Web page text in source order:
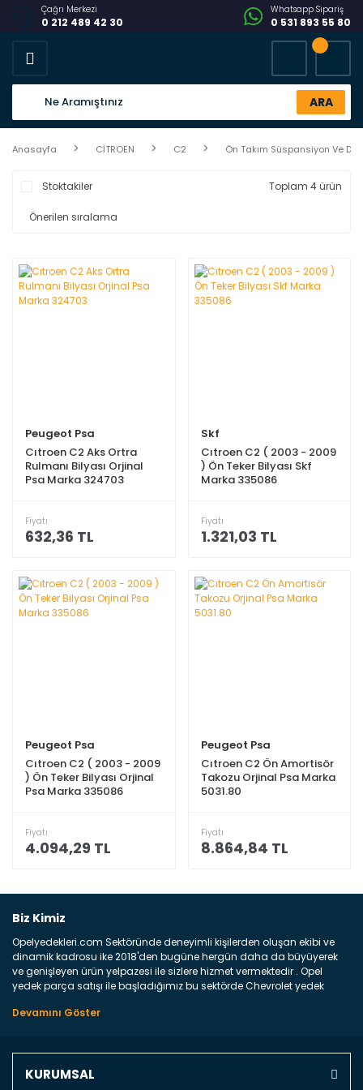
Çağrı Merkezi
0 212 489 42 30
Whatsapp Sipariş
0 531 893 55 80
ARA
Anasayfa CİTROEN C2 Ön Takım Süspansiyon Ve
Stoktakiler Toplam 4 ürün
Peugeot Psa
Cıtroen C2 Aks Ortra
Rulmanı Bilyası Orjinal
Psa Marka 324703
Fiyatı
632,36 TL
Skf
Cıtroen C2 ( 2003 - 2009
) Ön Teker Bilyası Skf
Marka 335086
Fiyatı
1.321,03 TL
Peugeot Psa
Cıtroen C2 ( 2003 - 2009
) Ön Teker Bilyası Orjinal
Psa Marka 335086
Fiyatı
4.094,29 TL
Peugeot Psa
Cıtroen C2 Ön Amortisör
Takozu Orjinal Psa Marka
5031.80
Fiyatı
8.864,84 TL
Biz Kimiz
Opelyedekleri.com Sektöründe deneyimli kişilerden oluşan ekibi ve
dinamik kadrosu ike 2018'den bugüne hergün daha da büyüyerek
ve genişleyen ürün yelpazesi ile sizlere hizmet vermektedir . Opel
yedek parça satışı ile başladığımız bu sektörde Chevrolet yedek
marka araçların ve FCA Grubun Fiat ve Alfa Romeo yedek parça
Türkiyenin 4 bir yanına ve uluslarası dünyanın dört bir yanına
KURUMSAL